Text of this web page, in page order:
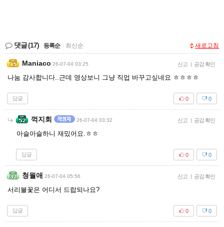
댓글(17) 등록순 최신순 새로고침
Maniaco 26-07-04 03:25 신고 | 공감 확인
나눔 감사합니다..근데 영상보니 그냥 직업 바꾸고싶네요 ㅎㅎㅎㅎ
답글 0
0
꺽지회 26-07-04 03:32 신고 | 공감 확인
아슬아슬하니 재밌어요.ㅎㅎ
답글 0
0
청월애 26-07-04 05:56 신고 | 공감 확인
서리불꽃은 어디서 드랍되나요?
답글 0
0